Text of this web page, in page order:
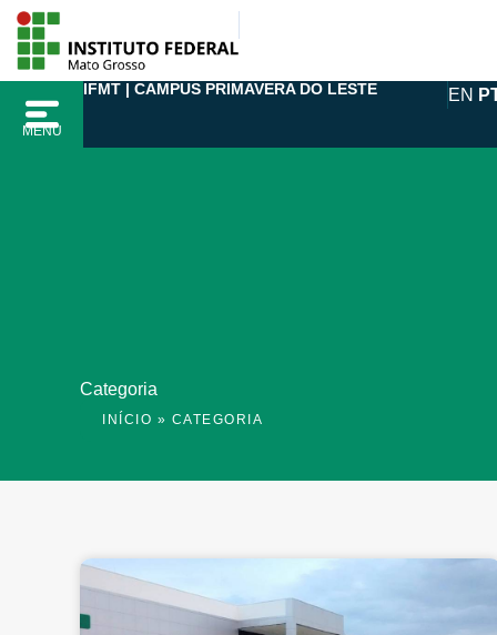
para
conteúdo
MENU
IFMT | CAMPUS PRIMAVERA DO LESTE EN
Categoria
INÍCIO » CATEGORIA